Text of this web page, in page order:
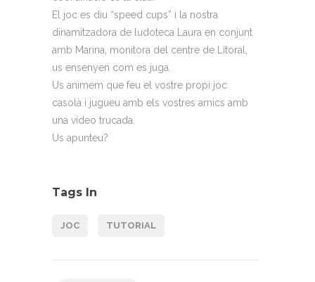
El joc es diu “speed cups” i la nostra
dinamitzadora de ludoteca Laura en conjunt
amb Marina, monitora del centre de Litoral,
us ensenyen com es juga.
Us animem que feu el vostre propi joc
casolà i jugueu amb els vostres amics amb
una vídeo trucada.
Us apunteu?
Tags In
JOC TUTORIAL